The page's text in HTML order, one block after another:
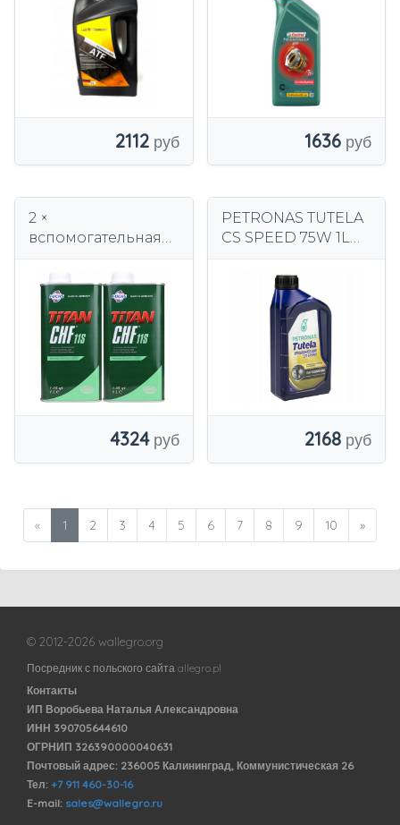
2112 1636
2 ×
вспомогательная
Titan CHF11S 1 л
4324
PETRONAS TUTELA
CS SPEED 75W 1L
ТРАНСМИССИОНН
ОЕ МАСЛО
2168
« 1 2 3 4 5 6 7 8 9 10 »
© 2012-2026 wallegro.org
Посредник с польского сайта allegro.pl
Контакты
ИП Воробьева Наталья Александровна
ИНН 390705644610
ОГРНИП 326390000040631
Почтовый адрес: 236005 Калининград, Коммунистическая 26
Тел: +7 911 460-30-16
E-mail: sales@wallegro.ru